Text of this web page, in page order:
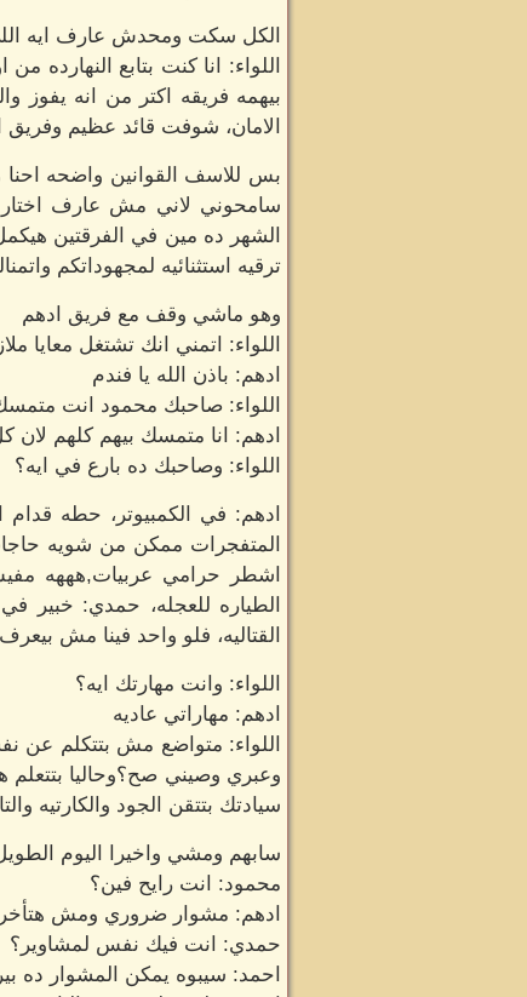
الكل سكت ومحدش عارف ايه
اللواء: انا كنت بتابع
بيهمه فريقه اكتر من انه يفوز
الامان، شوفت قائد عظيم وفريق
بس للاسف القوانين واضحه احنا
سامحوني لاني مش عارف اختار
الشهر ده مين في الفرقتين
ترقيه استثنائيه لمجهوداتكم
وهو ماشي وقف مع فريق ادهم
اللواء: اتمني انك تشتغل معايا
ادهم: باذن الله يا فندم
اللواء: صاحبك محمود انت
ادهم: انا متمسك بيهم كلهم
اللواء: وصاحبك ده بارع في ايه؟
ادهم: في الكمبيوتر، حطه
المتفجرات ممكن من شويه
اشطر حرامي عربيات,هههه
القتاليه، فلو واحد فينا مش
اللواء: وانت مهارتك ايه؟
ادهم: مهاراتي عاديه
وعبري وصيني صح؟وحاليا بتتعلم
سيادتك بتتقن الجود والكارتيه
سابهم ومشي واخيرا اليوم
محمود: انت رايح فين؟
ادهم: مشوار ضروري ومش هتأخر
حمدي: انت فيك نفس لمشاوير؟
احمد: سيبوه يمكن المشوار ده